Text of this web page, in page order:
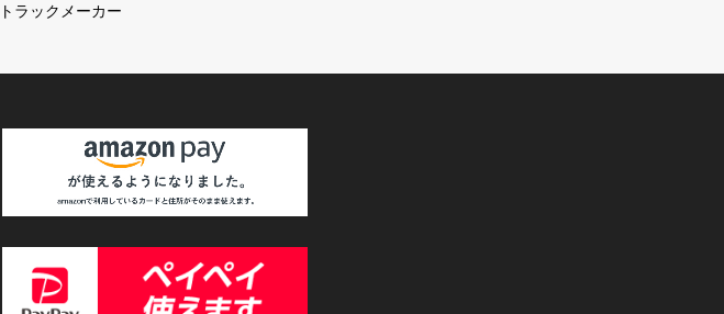
トラックメーカー